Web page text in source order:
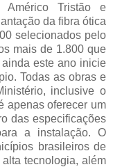
Américo Tristão e
da fibra ótica
selecionados pelo
mais de 1.800 que
este ano inicie
Todas as obras e
inclusive o
apenas oferecer um
das especificações
a instalação. O
brasileiros de
tecnologia, além